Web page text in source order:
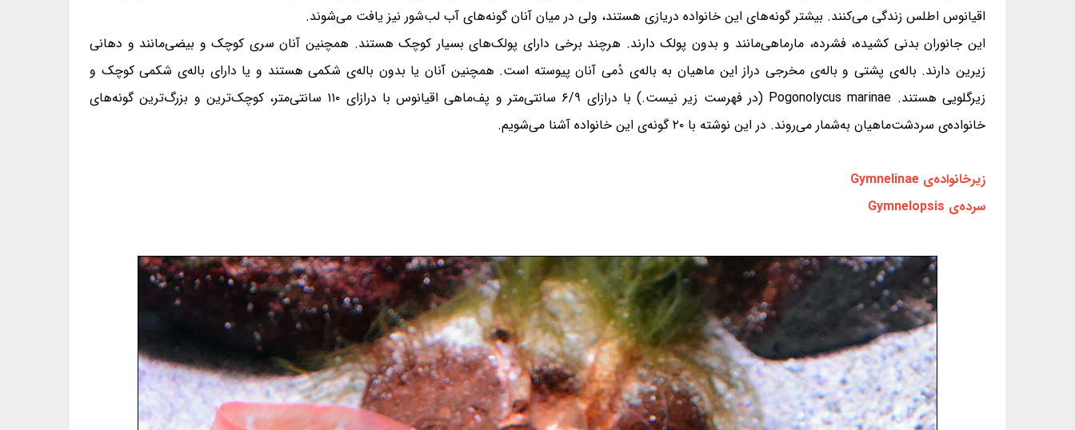
اقیانوس اطلس زندگی می‌کنند. بیشتر گونه‌های این خانواده دریازی هستند، ولی در میان آنان گونه‌های آب لب‌شور نیز یافت می‌شوند.
این جانوران بدنی کشیده، فشرده، مارماهی‌مانند و بدون پولک دارند. هرچند برخی دارای پولک‌های بسیار کوچک هستند. همچنین آنان سری کوچک و بیضی‌مانند و دهانی
زیرین دارند. باله‌ی پشتی و باله‌ی مخرجی دراز این ماهیان به باله‌ی دُمی آنان پیوسته است. همچنین آنان یا بدون باله‌ی شکمی هستند و یا دارای باله‌ی شکمی کوچک و
زیرگلویی هستند. Pogonolycus marinae (در فهرست زیر نیست.) با درازای ۶/۹ سانتی‌متر و پف‌ماهی اقیانوس با درازای ۱۱۰ سانتی‌متر، کوچک‌ترین و بزرگ‌ترین گونه‌های
خانواده‌ی سردشت‌ماهیان به‌شمار می‌روند. در این نوشته با ۲۰ گونه‌ی این خانواده آشنا می‌شویم.
زیرخانواده‌ی Gymnelinae
سرده‌ی Gymnelopsis